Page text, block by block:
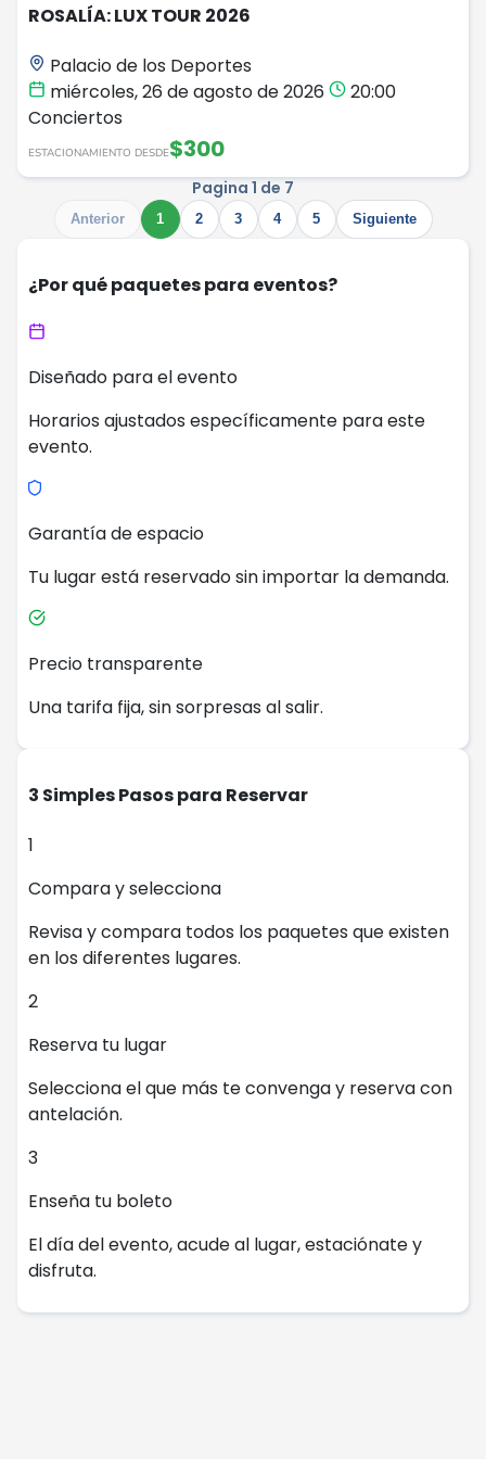
ROSALÍA: LUX TOUR 2026
Palacio de los Deportes
miércoles, 26 de agosto de 2026
20:00
Conciertos
ESTACIONAMIENTO DESDE$300
Pagina 1 de 7
Anterior 1 2 3 4 5 Siguiente
¿Por qué paquetes para eventos?
Diseñado para el evento
Horarios ajustados específicamente para este
evento.
Garantía de espacio
Tu lugar está reservado sin importar la demanda.
Precio transparente
Una tarifa fija, sin sorpresas al salir.
3 Simples Pasos para Reservar
1
Compara y selecciona
Revisa y compara todos los paquetes que existen
en los diferentes lugares.
2
Reserva tu lugar
Selecciona el que más te convenga y reserva con
antelación.
3
Enseña tu boleto
El día del evento, acude al lugar, estaciónate y
disfruta.